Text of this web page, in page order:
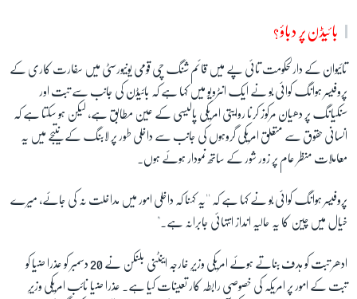
بائیڈن پر دباؤ؟
تائیوان کے دارلحکومت تائی پے میں قائم شنگ چی قومی یونیورسٹی میں سفارت کاری کے
پروفیسر ہوانگ کوائی بو نے ایک انٹرویو میں کہا ہے کہ بائیڈن کی جانب سے تبت اور
سنکیانگ پر دھیان مرکوز کرنا روایتی امریکی پالیسی کے عین مطابق ہے، لیکن ہو سکتا ہے کہ
انسانی حقوق سے متعلق امریکی گروہوں کی جانب سے داخلی طور پر لابنگ کے نتیجے میں یہ
معاملات منظر عام پر زور شور کے ساتھ نمودار ہوئے ہوں۔
پروفیسر ہوانگ کوائی بو نے کہا ہے کہ ''یہ کہنا کہ داخلی امور میں مداخلت نہ کی جائے، میرے
خیال میں چین کا یہ حالیہ انداز انتہائی جابرانہ ہے۔"
ادھر تبت کو ہدف بناتے ہوئے امریکی وزیرِ خارجہ اینٹنی بلنکن نے 20 دسمبر کو عذرا ضیا کو
تبت کے امور پر امریکہ کی خصوصی رابطہ کار تعینات کیا ہے۔ عذرا ضیا نائب امریکی وزیرِ